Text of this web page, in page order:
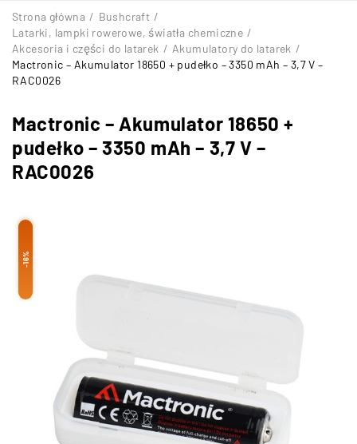
Mactronic – Akumulator 18650 +
pudełko – 3350 mAh – 3,7 V –
RAC0026
Strona główna / Bushcraft /
Latarki, lampki rowerowe, światła chemiczne /
Akcesoria i części do latarek / Akumulatory do latarek /
Mactronic – Akumulator 18650 + pudełko – 3350 mAh – 3,7 V –
RAC0026
-16%